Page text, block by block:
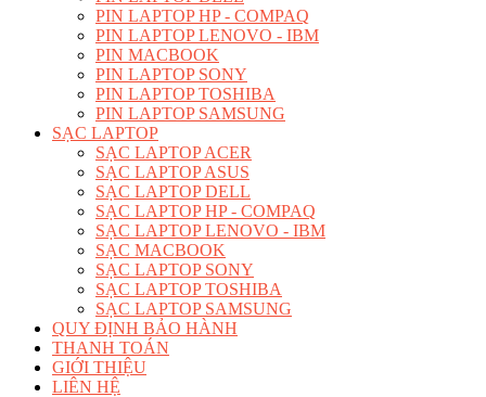
PIN LAPTOP HP - COMPAQ
PIN LAPTOP LENOVO - IBM
PIN MACBOOK
PIN LAPTOP SONY
PIN LAPTOP TOSHIBA
PIN LAPTOP SAMSUNG
SẠC LAPTOP
SẠC LAPTOP ACER
SẠC LAPTOP ASUS
SẠC LAPTOP DELL
SẠC LAPTOP HP - COMPAQ
SẠC LAPTOP LENOVO - IBM
SẠC MACBOOK
SẠC LAPTOP SONY
SẠC LAPTOP TOSHIBA
SẠC LAPTOP SAMSUNG
QUY ĐỊNH BẢO HÀNH
THANH TOÁN
GIỚI THIỆU
LIÊN HỆ